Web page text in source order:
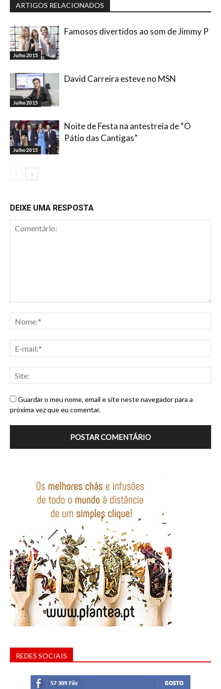
ARTIGOS RELACIONADOS
Julho 2015
Famosos divertidos ao som de Jimmy P
Julho 2015
David Carreira esteve no MSN
Julho 2015
Noite de Festa na antestreia de “O
Pátio das Cantigas”
DEIXE UMA RESPOSTA
Guardar o meu nome, email e site neste navegador para a
próxima vez que eu comentar.
REDES SOCIAIS